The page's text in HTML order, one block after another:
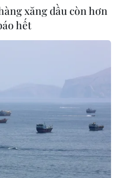
xăng dầu còn hơn
hết